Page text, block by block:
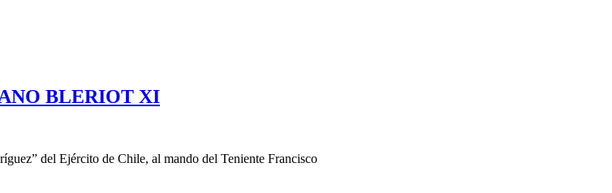
BLERIOT XI
del Ejército de Chile, al mando del Teniente Francisco